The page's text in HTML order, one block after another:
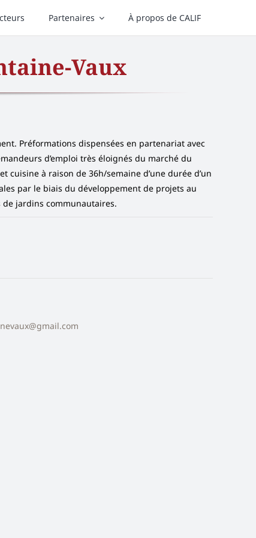
Partenaires À propos de CALIF
Vaux
Préformations dispensées en partenariat avec
d’emploi très éloignés du marché du
à raison de 36h/semaine d’une durée d’un
par le biais du développement de projets au
de jardins communautaires.